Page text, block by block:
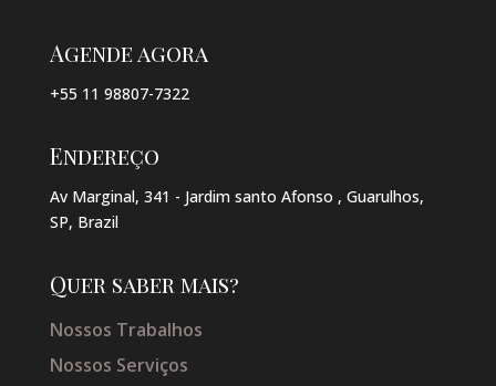
Agende agora
+55 11 98807-7322
Endereço
Av Marginal, 341 - Jardim santo Afonso , Guarulhos,
SP, Brazil
Quer saber mais?
Nossos Trabalhos
Nossos Serviços